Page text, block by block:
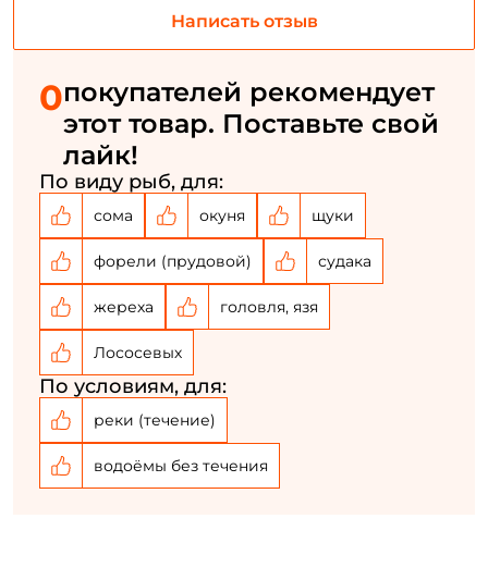
Написать отзыв
0покупателей рекомендует
этот товар. Поставьте свой
лайк!
По виду рыб, для:
сома окуня щуки
форели (прудовой) судака
жереха головля, язя
Лососевых
По условиям, для:
реки (течение)
водоёмы без течения
Придумайте пароль: *
Повторите пароль: *
Заполняя данную форму вы соглашаетесь на обработку
персональных данных
Создать аккаунт
У меня уже есть аккаунт